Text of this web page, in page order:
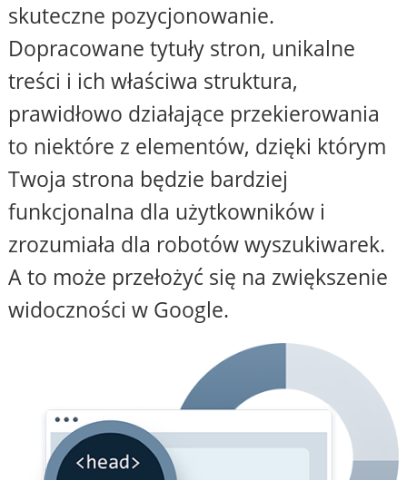
skuteczne pozycjonowanie.
Dopracowane tytuły stron, unikalne
treści i ich właściwa struktura,
prawidłowo działające przekierowania
to niektóre z elementów, dzięki którym
Twoja strona będzie bardziej
funkcjonalna dla użytkowników i
zrozumiała dla robotów wyszukiwarek.
A to może przełożyć się na zwiększenie
widoczności w Google.